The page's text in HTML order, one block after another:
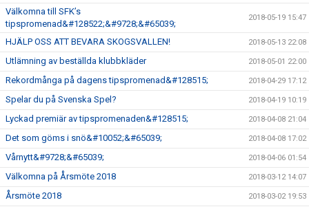
Välkomna till SFK’s
tipspromenad&#128522;&#9728;&#65039;
2018-05-19 15:47
HJÄLP OSS ATT BEVARA SKOGSVALLEN! 2018-05-13 22:08
Utlämning av beställda klubbkläder 2018-05-01 22:00
Rekordmånga på dagens tipspromenad&#128515; 2018-04-29 17:12
Spelar du på Svenska Spel? 2018-04-19 10:19
Lyckad premiär av tipspromenaden&#128515; 2018-04-08 21:04
Det som göms i snö&#10052;&#65039; 2018-04-08 17:02
Vårnytt&#9728;&#65039; 2018-04-06 01:54
Välkomna på Årsmöte 2018 2018-03-12 14:07
Årsmöte 2018 2018-03-02 19:53